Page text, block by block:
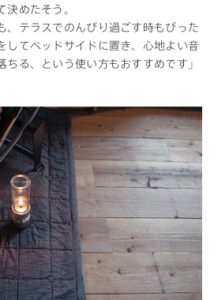
めたそう。
、テラスでのんびり過ごす時もぴった
してベッドサイドに置き、心地よい音
る、という使い方もおすすめです」